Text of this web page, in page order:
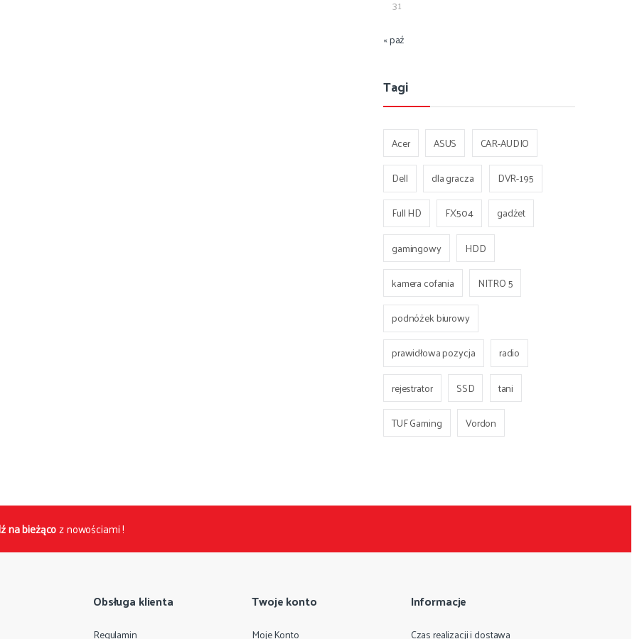
31
« paź
Tagi
Acer ASUS
CAR-AUDIO
Dell
dla gracza
DVR-195
Full HD
FX504
gadżet
gamingowy
HDD
kamera cofania
NITRO 5
podnóżek biurowy
prawidłowa pozycja
radio
rejestrator
SSD
tani
TUF Gaming
Vordon
na bieżącoz nowościami !
Obsługa klienta
Regulamin
Twoje konto
Moje Konto
Informacje
Czas realizacji i dostawa